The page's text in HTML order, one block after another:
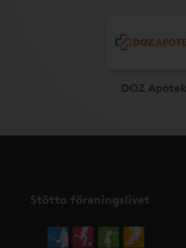
DOZ Apotek
Stötta föreningslivet